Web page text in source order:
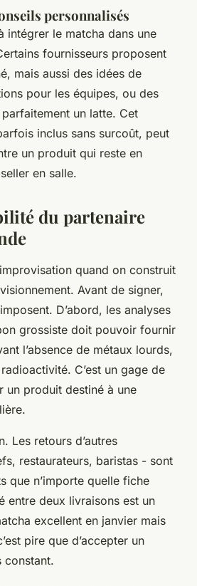
personnalisés
intégrer le matcha dans une
fournisseurs proposent
mais aussi des idées de
pour les équipes, ou des
un latte. Cet
inclus sans surcoût, peut
un produit qui reste en
en salle.
du partenaire
quand on construit
Avant de signer,
D’abord, les analyses
grossiste doit pouvoir fournir
l’absence de métaux lourds,
C’est un gage de
un produit destiné à une
Les retours d’autres
restaurateurs, baristas - sont
que n’importe quelle fiche
entre deux livraisons est un
excellent en janvier mais
pire que d’accepter un
constant.